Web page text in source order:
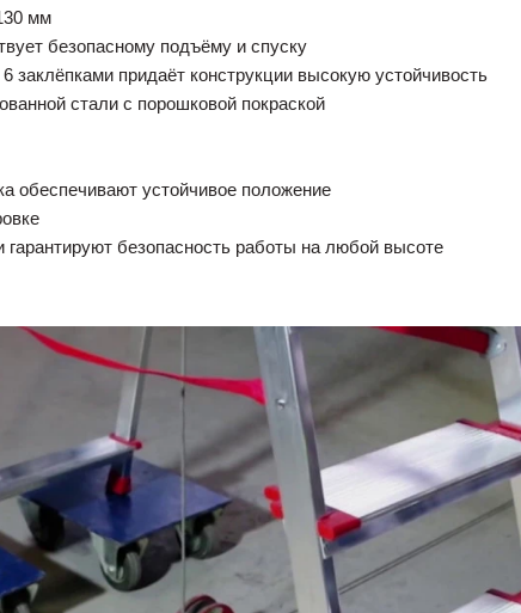
мм
безопасному подъёму и спуску
заклёпками придаёт конструкции высокую устойчивость
стали с порошковой покраской
обеспечивают устойчивое положение
безопасность работы на любой высоте